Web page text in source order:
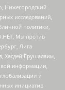
Нижегородский
исследований,
политики,
Мы против
Лига
Хасдей Ерушалаим,
информации,
и
инициатив